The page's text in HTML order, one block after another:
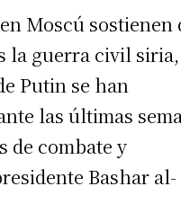
Moscú sostienen
la guerra civil siria,
Putin se han
las últimas
de combate y
Bashar al-